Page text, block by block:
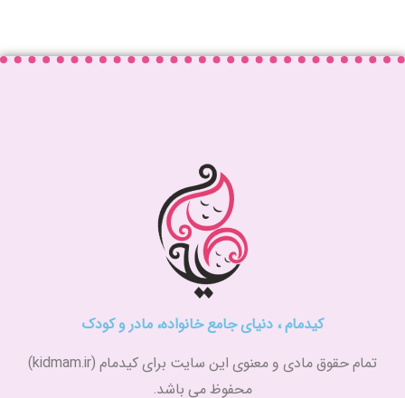
کیدمام ، دنیای جامع خانواده، مادر و کودک
تمام حقوق مادی و معنوی این سایت برای کیدمام (kidmam.ir)
محفوظ می باشد.